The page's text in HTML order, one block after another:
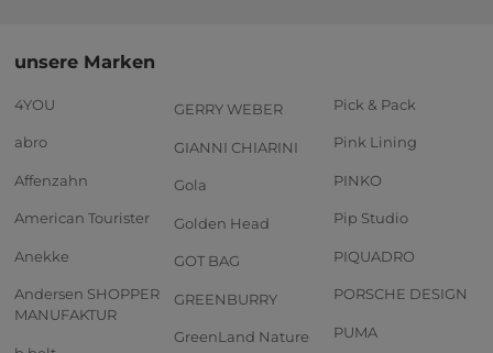
unsere Marken
4YOU
abro
Affenzahn
American Tourister
Anekke
Andersen SHOPPER
MANUFAKTUR
GERRY WEBER
GIANNI CHIARINI
Gola
Golden Head
GOT BAG
GREENBURRY
GreenLand Nature
Pick & Pack
Pink Lining
PINKO
Pip Studio
PIQUADRO
PORSCHE DESIGN
PUMA